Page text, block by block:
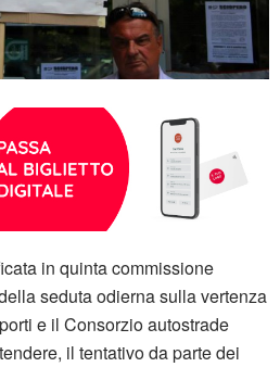
in quinta commissione
seduta odierna sulla vertenza
e il Consorzio autostrade
il tentativo da parte dei